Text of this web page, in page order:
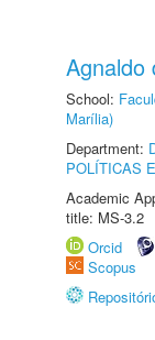
Agnaldo
School:
Marília)
Department:
POLÍTICAS
Academic
title: MS-3.2
Orcid
Scopus